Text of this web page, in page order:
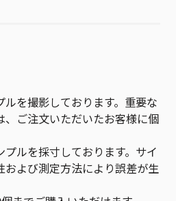
を撮影しております。重要な
ご注文いただいたお客様に個
ルを採寸しております。サイ
および測定方法により誤差が生